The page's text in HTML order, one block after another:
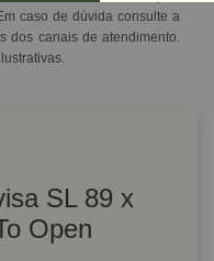
caso de dúvida consulte a
dos canais de atendimento.
SL 89 x
Open